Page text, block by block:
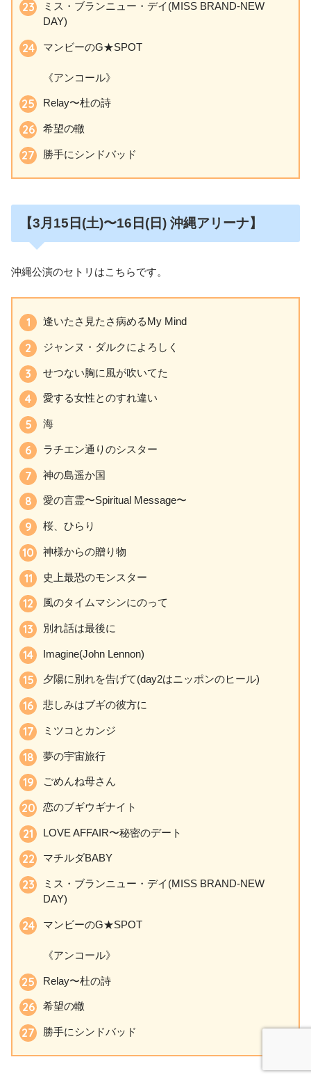
ミス・ブランニュー・デイ(MISS BRAND-NEW
DAY)
マンビーのG★SPOT
《アンコール》
Relay〜杜の詩
希望の轍
勝手にシンドバッド
【3月15日 (土)〜16日 (日) 沖縄アリーナ】
沖縄公演のセトリはこちらです。
逢いたさ見たさ病めるMy Mind
ジャンヌ・ダルクによろしく
せつない胸に風が吹いてた
愛する女性とのすれ違い
海
ラチエン通りのシスター
神の島遥か国
愛の言霊〜Spiritual Message〜
桜、ひらり
神様からの贈り物
史上最恐のモンスター
風のタイムマシンにのって
別れ話は最後に
Imagine(John Lennon)
夕陽に別れを告げて(day2はニッポンのヒール)
悲しみはブギの彼方に
ミツコとカンジ
夢の宇宙旅行
ごめんね母さん
恋のブギウギナイト
LOVE AFFAIR〜秘密のデート
マチルダBABY
ミス・ブランニュー・デイ(MISS BRAND-NEW
DAY)
マンビーのG★SPOT
《アンコール》
Relay〜杜の詩
希望の轍
勝手にシンドバッド